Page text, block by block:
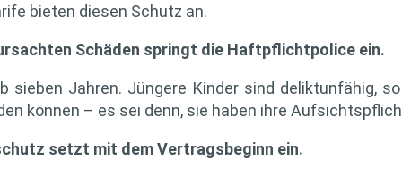
bieten diesen Schutz an.
Schäden springt die Haftpflichtpolice ein.
sieben Jahren. Jüngere Kinder sind deliktunfähig,
können – es sei denn, sie haben ihre
setzt mit dem Vertragsbeginn ein.